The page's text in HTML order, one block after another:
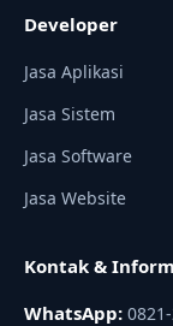
Developer
Jasa Aplikasi
Jasa Sistem
Jasa Software
Jasa Website
Kontak &
WhatsApp: